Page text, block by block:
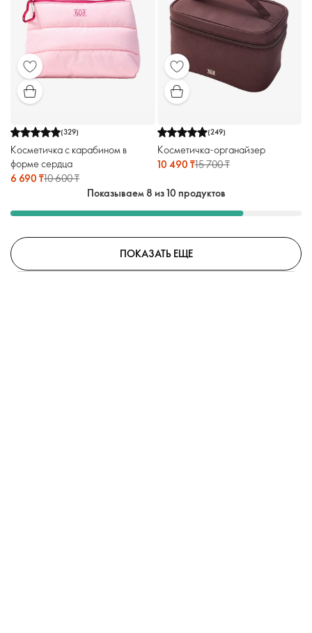
(329)
Косметичка с карабином в
форме сердца
6 690 ₸10 600 ₸
(249)
Косметичка-органайзер
10 490 ₸15 700 ₸
Показываем 8 из 10 продуктов
ПОКАЗАТЬ ЕЩЕ